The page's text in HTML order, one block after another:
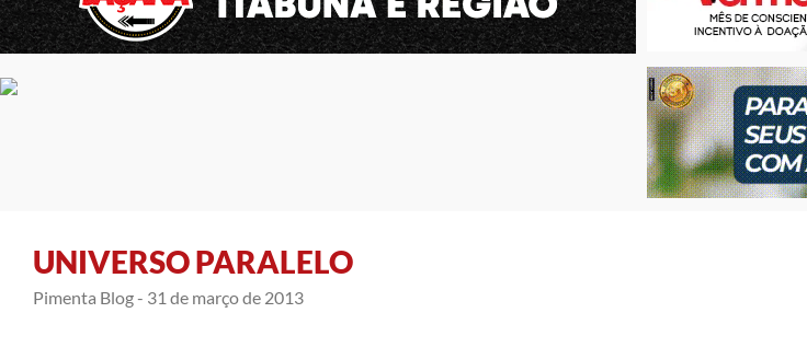
UNIVERSO PARALELO
Pimenta Blog - 31 de março de 2013